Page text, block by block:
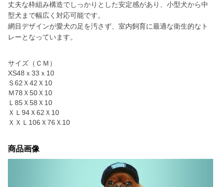
丈夫な枠組み構造でしっかりとした安定感があり、小型犬から中
型犬まで幅広く対応可能です。
網目デザインが愛犬の足を汚さず、室内飼育に最適な衛生的なト
レーとなっています。
サイズ（ＣＭ）
XS48ｘ33ｘ10
Ｓ62Ｘ42Ｘ10
Ｍ78Ｘ50Ｘ10
Ｌ85Ｘ58Ｘ10
ＸＬ94Ｘ62Ｘ10
ＸＸＬ106Ｘ76Ｘ10
商品画像